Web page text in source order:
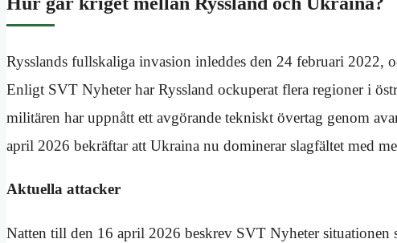
Rysslands fullskaliga invasion inleddes den 24 februari 2022,
Enligt SVT Nyheter har Ryssland ockuperat flera regioner i
militären har uppnått ett avgörande tekniskt övertag genom
april 2026 bekräftar att Ukraina nu dominerar slagfältet med
Aktuella attacker
Natten till den 16 april 2026 beskrev SVT Nyheter situationen